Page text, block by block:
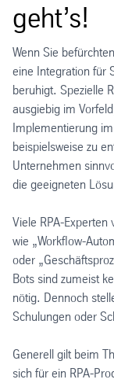
geht’s!
Wenn Sie
eine Integration für
beruhigt. Spezielle
ausgiebig im
Implementierung
beispielsweise zu
Unternehmen
die geeigneten
Viele RPA-
wie „Workflow-
oder
Bots sind zumeist
nötig. Dennoch
Schulungen oder
Generell gilt beim
sich für ein RPA-